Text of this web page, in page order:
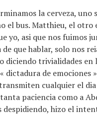
la cerveza, uno
el bus. Matthieu, el otro
yo, asi que nos fuimos
que hablar, solo nos
diciendo trivialidades en
dictadura de emociones
cualquier el
paciencia como a
despidiendo, hizo el